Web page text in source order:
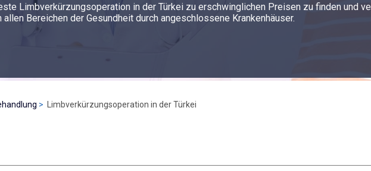
Limbverkürzungsoperation in der Türkei zu erschwinglichen Preisen zu finden und
Bereichen der Gesundheit durch angeschlossene Krankenhäuser.
Limbverkürzungsoperation in der Türkei